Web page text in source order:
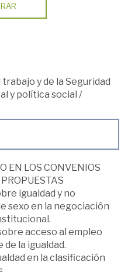
y de la Seguridad
y política social /
EN LOS CONVENIOS
igualdad y no
sexo en la negociación
acceso al empleo
de la igualdad.
en la clasificación